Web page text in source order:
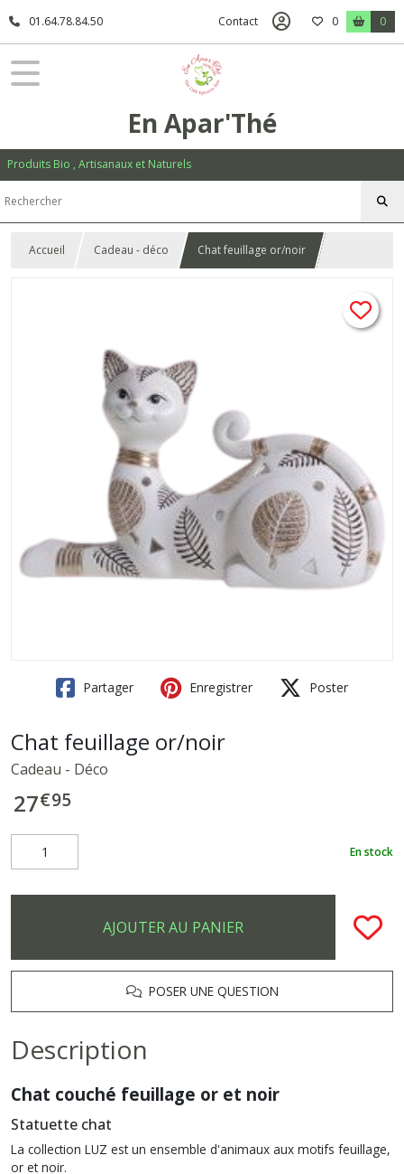
01.64.78.84.50 Contact 0 0
En Apar'Thé
Produits Bio , Artisanaux et Naturels
Accueil Cadeau - déco Chat feuillage or/noir
Partager Enregistrer Poster
Chat feuillage or/noir
Cadeau - Déco
27€95
En stock
AJOUTER AU PANIER
POSER UNE QUESTION
Description
Chat couché feuillage or et noir
Statuette chat
La collection LUZ est un ensemble d'animaux aux motifs feuillage,
or et noir.